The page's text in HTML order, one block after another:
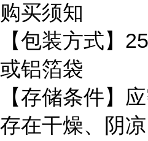
购买须知
【包装方式】
或铝箔袋
【存储条件】
存在干燥、阴